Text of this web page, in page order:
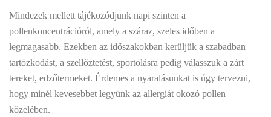
Mindezek mellett tájékozódjunk napi szinten a
pollenkoncentrációról, amely a száraz, szeles időben a
legmagasabb. Ezekben az időszakokban kerüljük a szabadban
tartózkodást, a szellőztetést, sportolásra pedig válasszuk a zárt
tereket, edzőtermeket. Érdemes a nyaralásunkat is úgy tervezni,
hogy minél kevesebbet legyünk az allergiát okozó pollen
közelében.